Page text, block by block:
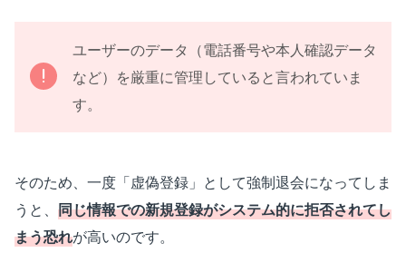
ユーザーのデータ（電話番号や本人確認データ
など）を厳重に管理していると言われていま
す。
そのため、一度「虚偽登録」として強制退会になってしま
うと、 同じ情報での新規登録がシステム的に拒否されてし
まう恐れが高いのです。